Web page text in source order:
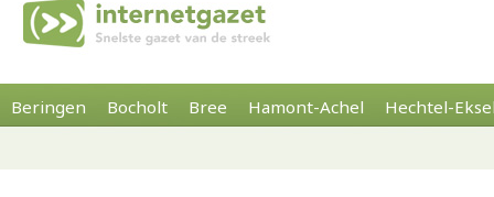
Beringen Bocholt Bree Hamont-Achel Hechtel-